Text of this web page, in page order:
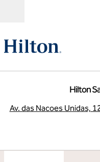
Hilton
Av. das Nacoes Unidas,